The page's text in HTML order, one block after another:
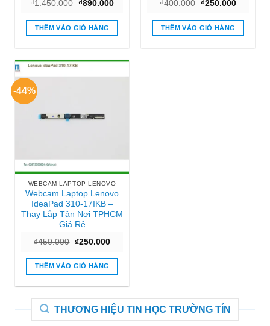
₫1.450.000 Giá
là:
₫1.450.000.
₫890.000Giá
tại
₫890.000.
THÊM VÀO GIỎ HÀNG
₫400.000 Giá
là:
₫400.000.
₫250.000Giá
tại
THÊM VÀO GIỎ HÀNG
-44%
WEBCAM LAPTOP LENOVO
Webcam Laptop Lenovo
IdeaPad 310-17IKB –
Thay Lắp Tận Nơi TPHCM
Giá Rẻ
₫450.000 Giá
là:
₫450.000.
₫250.000Giá
tại
₫250.000.
THÊM VÀO GIỎ HÀNG
THƯƠNG HIỆU TIN HỌC TRƯỜNG TÍN